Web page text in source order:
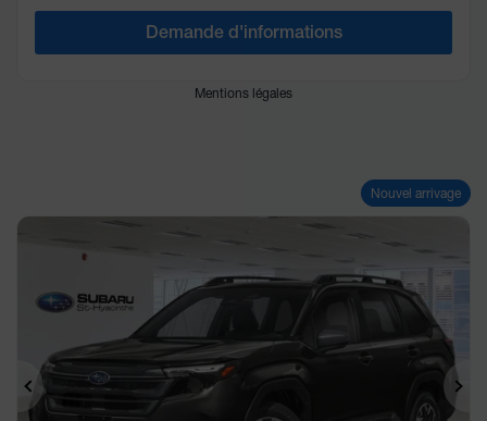
Demande d'informations
Mentions légales
Nouvel arrivage
Précédent